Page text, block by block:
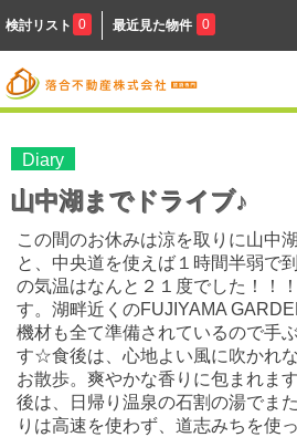
検討リスト 0 最近見た物件 0
Diary
山中湖までドライブ♪
この間のお休みは涼を取りに山中
と、中央道を使えば１時間半弱で
の気温はなんと２１度でした！！
す。湖畔近くのFUJIYAMA
機材も全て準備されているので手
す☆食後は、心地よい風に吹かれ
お散歩。爽やかな香りに包まれま
後は、日帰り温泉の石割の湯でま
りは高速を使わず、道志みちを使